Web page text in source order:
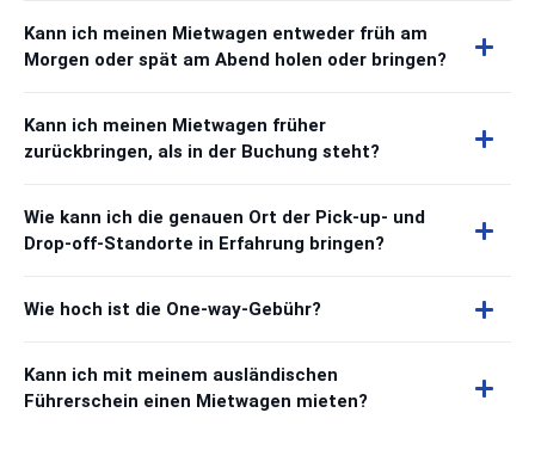
Kann ich meinen Mietwagen entweder früh am
Morgen oder spät am Abend holen oder bringen?
Kann ich meinen Mietwagen früher
zurückbringen, als in der Buchung steht?
Wie kann ich die genauen Ort der Pick-up- und
Drop-off-Standorte in Erfahrung bringen?
Wie hoch ist die One-way-Gebühr?
Kann ich mit meinem ausländischen
Führerschein einen Mietwagen mieten?